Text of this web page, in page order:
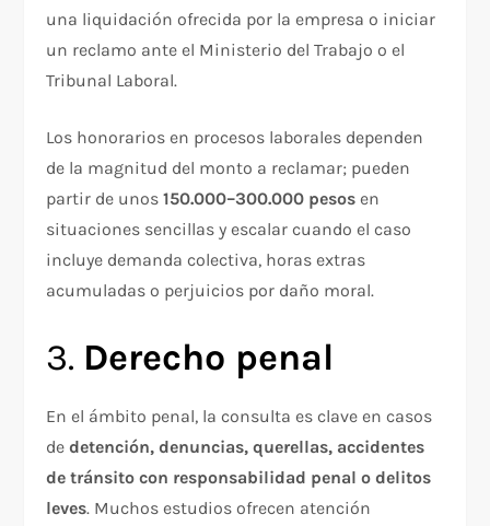
una liquidación ofrecida por la empresa o iniciar
un reclamo ante el Ministerio del Trabajo o el
Tribunal Laboral.
Los honorarios en procesos laborales dependen
de la magnitud del monto a reclamar; pueden
partir de unos150.000–300.000 pesos en
situaciones sencillas y escalar cuando el caso
incluye demanda colectiva, horas extras
acumuladas o perjuicios por daño moral.
3. Derecho penal
En el ámbito penal, la consulta es clave en casos
dedetención, denuncias, querellas, accidentes
de tránsito con responsabilidad penal o delitos
leves. Muchos estudios ofrecen atención